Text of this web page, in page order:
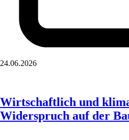
24.06.2026
Wirtschaftlich und
Widerspruch auf der